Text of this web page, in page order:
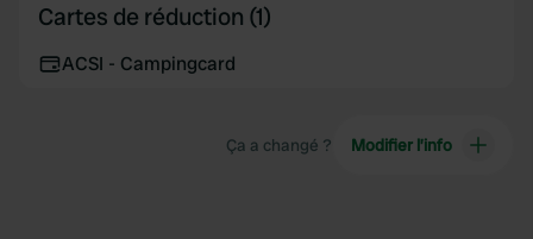
Cartes de réduction (1)
ACSI - Campingcard
Ça a changé ? Modifier l’info